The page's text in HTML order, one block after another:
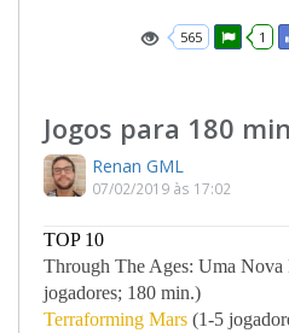
565 1
Jogos para 180
Renan GML
07/02/2019 às 17:02
TOP 10
Through The Ages: Uma Nova
jogadores; 180 min.)
Terraforming Mars (1-5